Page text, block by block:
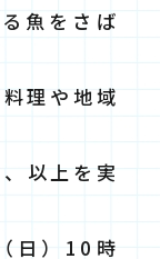
魚をさば
理や地域
以上を実
日）10時